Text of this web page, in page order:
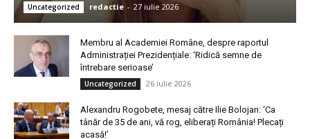
Uncategorized redactie - 27 iulie 2026
Membru al Academiei Române, despre raportul
Administrației Prezidențiale: ‘Ridică semne de
întrebare serioase’
Uncategorized 26 iulie 2026
Alexandru Rogobete, mesaj către Ilie Bolojan: ‘Ca
tânăr de 35 de ani, vă rog, eliberați România! Plecați
acasă!’